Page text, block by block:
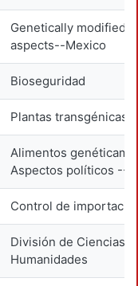
Genetically modified
aspects--Mexico
Bioseguridad
Plantas transgénicas
Alimentos
Aspectos políticos --
Control de
División de Ciencias
Humanidades